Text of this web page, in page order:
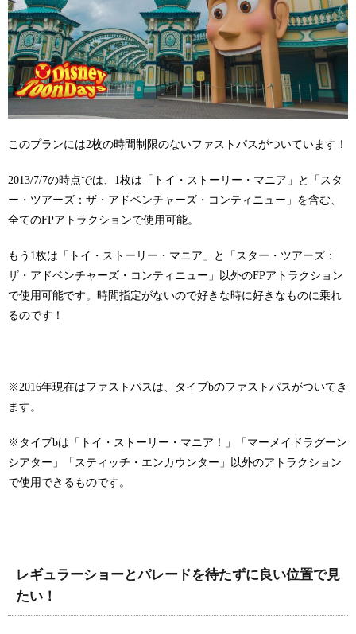
このプランには2枚の時間制限のないファストパスがついています！
2013/7/7の時点では、1枚は「トイ・ストーリー・マニア」と「スタ
ー・ツアーズ：ザ・アドベンチャーズ・コンティニュー」を含む、
全てのFPアトラクションで使用可能。
もう1枚は「トイ・ストーリー・マニア」と「スター・ツアーズ：
ザ・アドベンチャーズ・コンティニュー」以外のFPアトラクション
で使用可能です。時間指定がないので好きな時に好きなものに乗れ
るのです！
※2016年現在はファストパスは、タイプbのファストパスがついてき
ます。
※タイプbは「トイ・ストーリー・マニア！」「マーメイドラグーン
シアター」「スティッチ・エンカウンター」以外のアトラクション
で使用できるものです。
レギュラーショーとパレードを待たずに良い位置で見
たい！